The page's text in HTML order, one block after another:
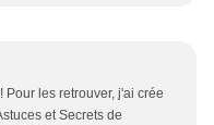
Pour les retrouver, j'ai crée
et Secrets de